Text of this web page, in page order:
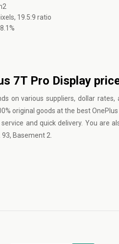
19.5:9 ratio
7T Pro Display
on various suppliers, dollar
original goods at the best
and quick delivery. You are
Basement 2.